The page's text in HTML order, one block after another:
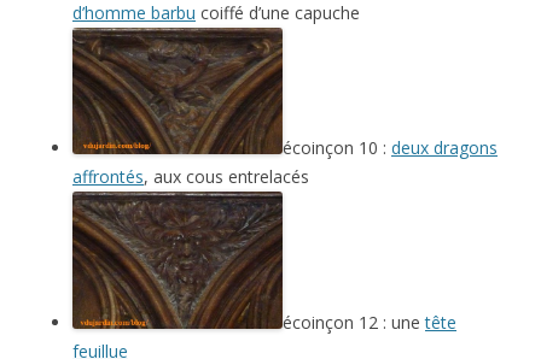
d’homme barbu coiffé d’une capuche
écoinçon 10 : deux dragons
affrontés, aux cous entrelacés
écoinçon 12 : unetête
feuillue